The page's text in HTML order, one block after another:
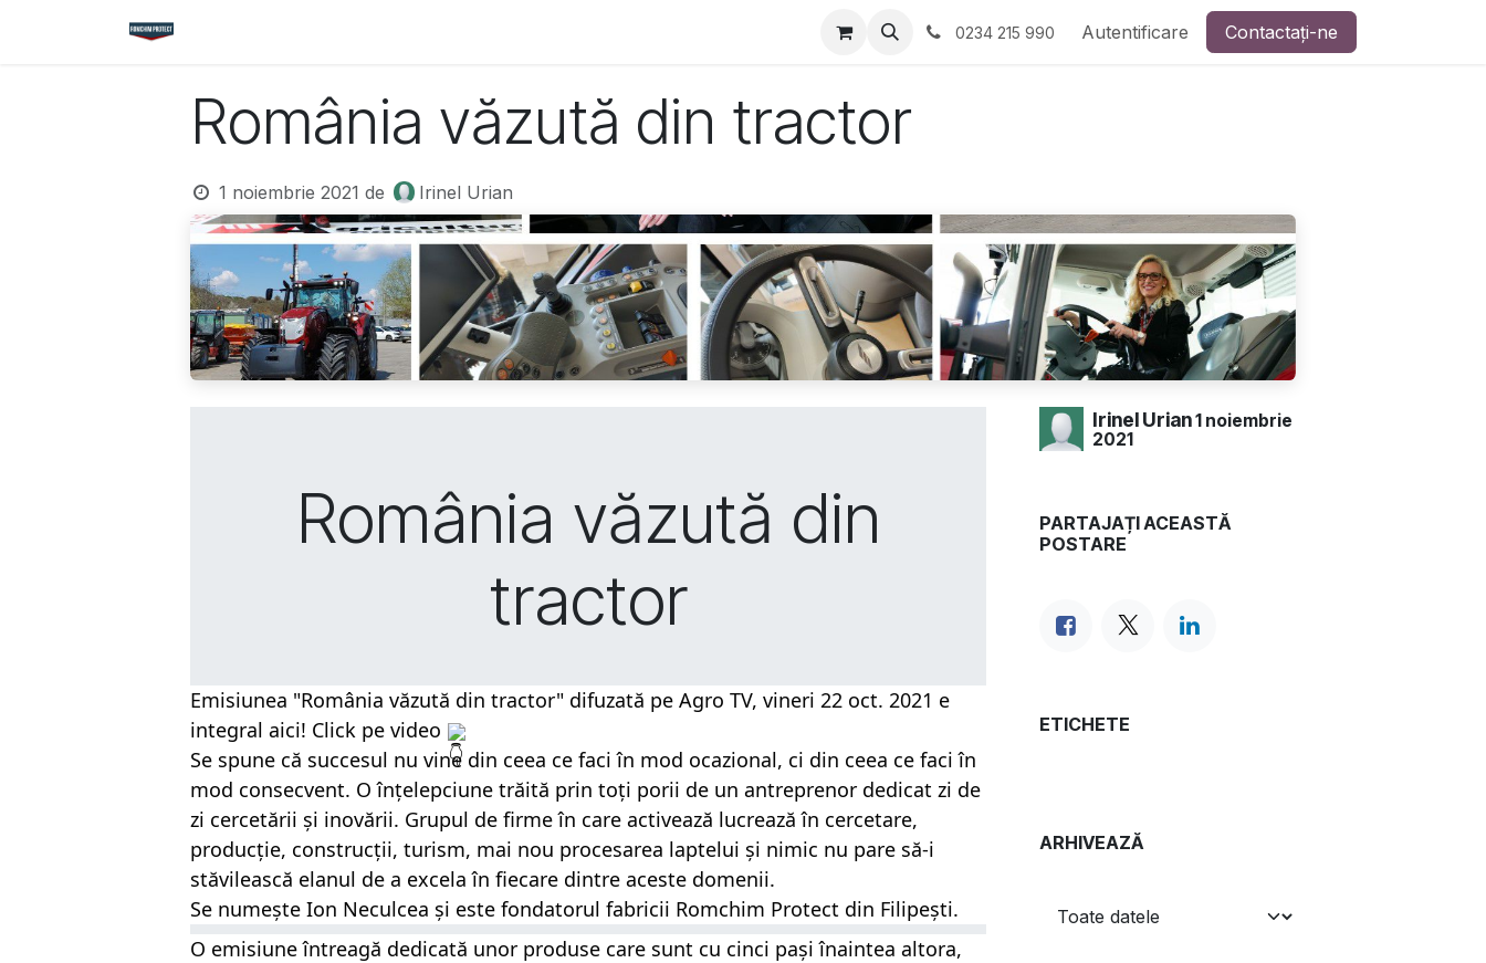
0234 215 990 Autentificare Contactați-ne
România văzută din tractor
1 noiembrie 2021 de Irinel Urian
România văzută din
tractor
Emisiunea "România văzută din tractor" difuzată pe Agro TV, vineri 22 oct. 2021 e
integral aici! Click pe video
Se spune că succesul nu vine din ceea ce faci în mod ocazional, ci din ceea ce faci în
mod consecvent. O înțelepciune trăită prin toți porii de un antreprenor dedicat zi de
zi cercetării și inovării. Grupul de firme în care activează lucrează în cercetare,
producție, construcții, turism, mai nou procesarea laptelui și nimic nu pare să-i
stăvilească elanul de a excela în fiecare dintre aceste domenii.
Se numește Ion Neculcea și este fondatorul fabricii Romchim Protect din Filipești.
O emisiune întreagă dedicată unor produse care sunt cu cinci pași înaintea altora,
Irinel Urian1 noiembrie
2021
PARTAJAȚI ACEASTĂ
POSTARE
ETICHETE
ARHIVEAZĂ